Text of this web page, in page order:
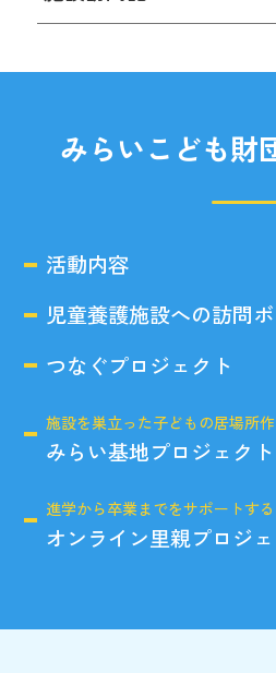
みらいこども財
活動内容
児童養護施設への訪問
つなぐプロジェクト
施設を巣立った子どもの居場所
みらい基地プロジェクト
進学から卒業までをサポートする
オンライン里親プロジ